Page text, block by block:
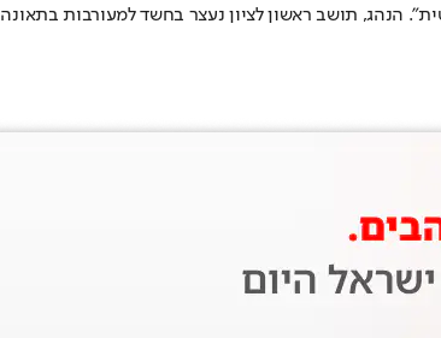
הנהג, תושב ראשון לציון נעצר בחשד למעורבות בתאונה